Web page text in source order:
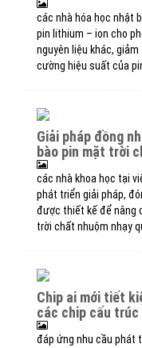
các nhà hóa học nhật
pin lithium – ion cho
nguyên liệu khác,
cường hiệu suất của
giải pháp đồng
bào pin mặt trời
các nhà khoa học tại
phát triển giải pháp,
được thiết kế để nâng
trời chất nhuộm nhạy
chip ai mới tiết kiệm năng lượng gấp đôi so với
các chip cấu
đáp ứng nhu cầu phát